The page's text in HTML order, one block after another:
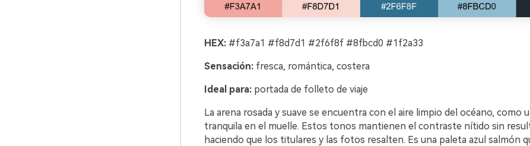
HEX:#f3a7a1 #f8d7d1 #2f6f8f #8fbcd0 #1f2a33
Sensación:fresca, romántica, costera
Ideal para:portada de folleto de viaje
La arena rosada y suave se encuentra con el aire limpio del océano, como
tranquila en el muelle. Estos tonos mantienen el contraste nítido sin
haciendo que los titulares y las fotos resalten. Es una paleta azul salmón